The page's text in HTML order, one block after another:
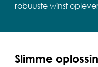
robuuste winst
Slimme